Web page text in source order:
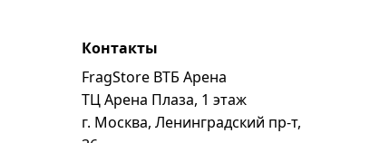
Контакты
FragStore ВТБ Арена
ТЦ Арена Плаза, 1 этаж
г. Москва, Ленинградский пр-т,